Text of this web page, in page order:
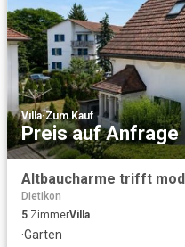
Villa·Zum Kauf
Preis auf Anfrage
Altbaucharme trifft
Dietikon
5 ZimmerVilla
·Garten